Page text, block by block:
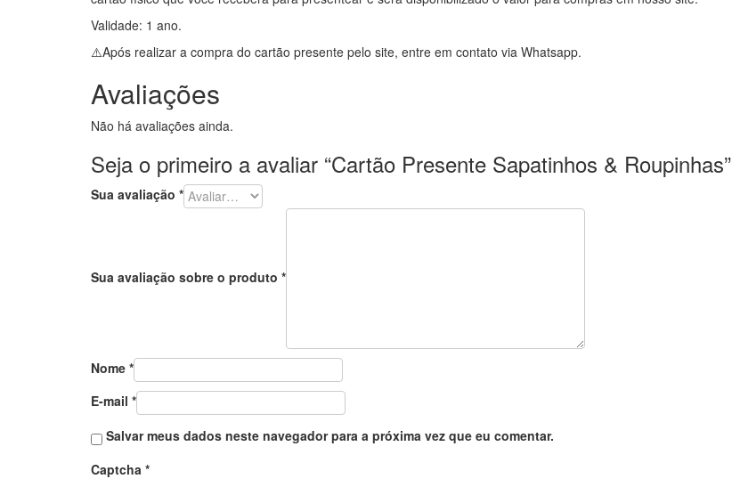
Validade: 1 ano.
⚠️Após realizar a compra do cartão presente pelo site, entre em contato via Whatsapp.
Avaliações
Não há avaliações ainda.
Seja o primeiro a avaliar “Cartão Presente Sapatinhos & Roupinhas”
Sua avaliação *
Sua avaliação sobre o produto *
Nome *
E-mail *
Salvar meus dados neste navegador para a próxima vez que eu comentar.
Captcha *